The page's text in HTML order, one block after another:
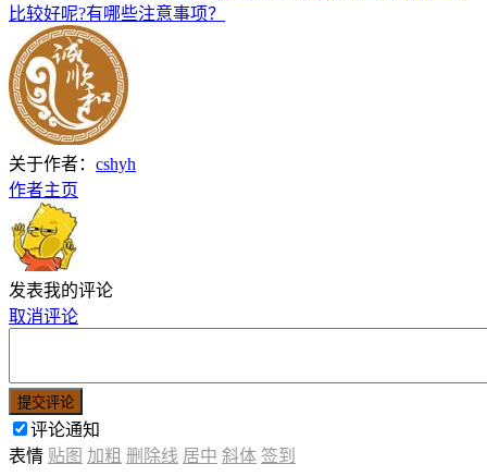
比较好呢?有哪些注意事项？
关于作者： cshyh
作者主页
发表我的评论
取消评论
提交评论
评论通知
表情 贴图 加粗 删除线 居中 斜体 签到